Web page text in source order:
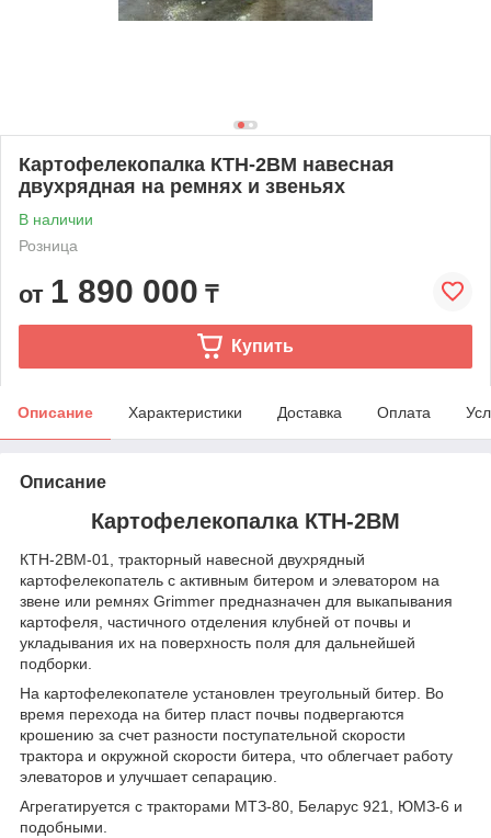
Картофелекопалка КТН-2ВM навесная
двухрядная на ремнях и звеньях
В наличии
Розница
от 1 890 000 ₸
Купить
Описание Характеристики Доставка Оплата
Описание
Картофелекопалка КТН-2ВM
КТН-2ВМ-01, тракторный навесной двухрядный
картофелекопатель с активным битером и элеватором на
звене или ремнях Grimmer предназначен для выкапывания
картофеля, частичного отделения клубней от почвы и
укладывания их на поверхность поля для дальнейшей
подборки.
На картофелекопателе установлен треугольный битер. Во
время перехода на битер пласт почвы подвергаются
крошению за счет разности поступательной скорости
трактора и окружной скорости битера, что облегчает работу
элеваторов и улучшает сепарацию.
Агрегатируется с тракторами МТЗ-80, Беларус 921, ЮМЗ-6 и
подобными.